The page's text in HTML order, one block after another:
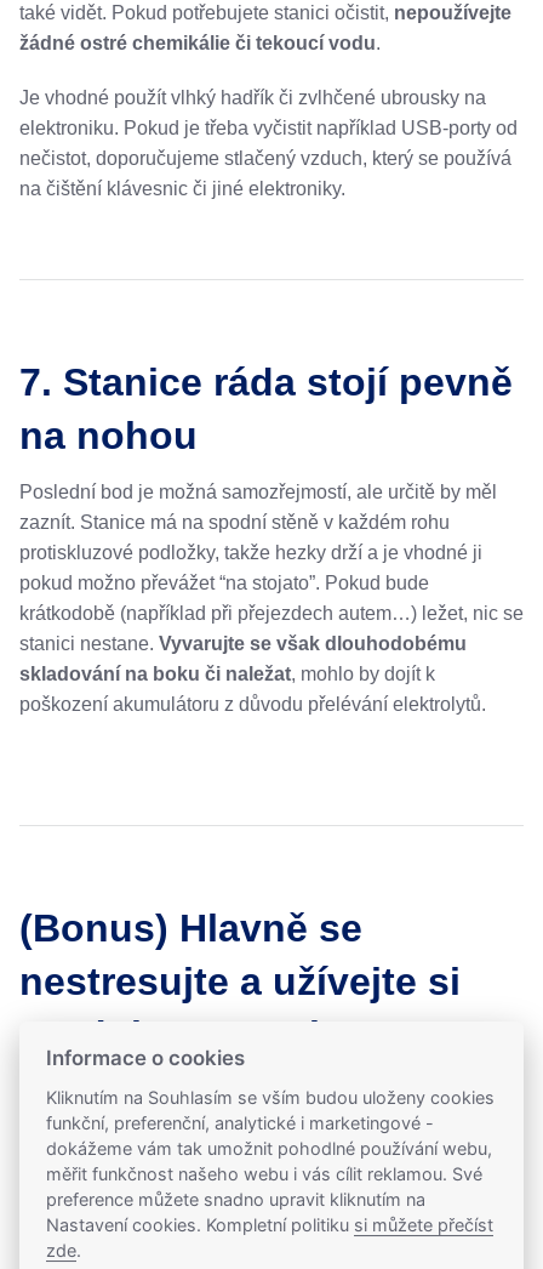
také vidět. Pokud potřebujete stanici očistit, nepoužívejte
žádné ostré chemikálie či tekoucí vodu.
Je vhodné použít vlhký hadřík či zvlhčené ubrousky na
elektroniku. Pokud je třeba vyčistit například USB-porty od
nečistot, doporučujeme stlačený vzduch, který se používá
na čištění klávesnic či jiné elektroniky.
7. Stanice ráda stojí pevně
na nohou
Poslední bod je možná samozřejmostí, ale určitě by měl
zaznít. Stanice má na spodní stěně v každém rohu
protiskluzové podložky, takže hezky drží a je vhodné ji
pokud možno převážet “na stojato”. Pokud bude
krátkodobě (například při přejezdech autem…) ležet, nic se
stanici nestane. Vyvarujte se však dlouhodobému
skladování na boku či naležat, mohlo by dojít k
poškození akumulátoru z důvodu přelévání elektrolytů.
(Bonus) Hlavně se
nestresujte a užívejte si
produkty Crossio
Celý článek obsahuje pouze tipy a doporučení, nikoli
pevně dané zásady a povinnosti.Drtivou většinu
případů stanice vydrží a má pro zvládání nežádoucích
situací své ochrany (proti přebíjení, přehřátí, zkratu, vysoké
teplotě…). Není tedy nutné všechny tyto body bezmezně
dodržovat a nechat se jimi v používání stanice paralyzovat.
Informace o cookies
Kliknutím na Souhlasím se vším budou uloženy cookies
funkční, preferenční, analytické i marketingové -
dokážeme vám tak umožnit pohodlné používání webu,
měřit funkčnost našeho webu i vás cílit reklamou. Své
preference můžete snadno upravit kliknutím na
Nastavení cookies. Kompletní politiku si můžete přečíst
zde.